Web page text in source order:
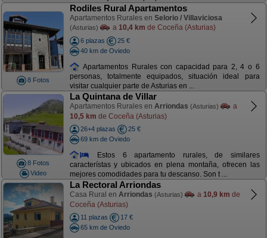
8 Fotos
Rodiles Rural Apartamentos
Apartamentos Rurales en Selorio / Villaviciosa
(Asturias) a 10,4 km de Coceña (Asturias)
6 plazas
25 €
40 km de Oviedo
Apartamentos Rurales con capacidad para 2, 4 o 6
personas, totalmente equipados, situación ideal para
visitar cualquier parte de Asturias en ...
8 Fotos
Video
La Quintana de Villar
Apartamentos Rurales en Arriondas (Asturias)
a
10,5 km de Coceña (Asturias)
26+4 plazas
25 €
69 km de Oviedo
Estos 6 apartamento rurales, de similares
característas y ubicados en plena montaña, ofrecen las
mejores comodidades para tu descanso. Son t ...
La Rectoral Arriondas
Casa Rural en Arriondas (Asturias) a 10,9 km de
Coceña (Asturias)
11 plazas
17 €
65 km de Oviedo